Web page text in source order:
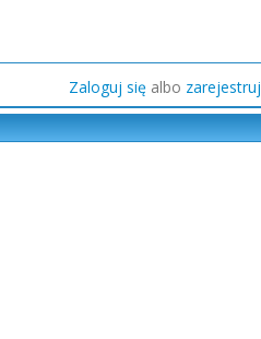
Zaloguj się albo zarejestruj